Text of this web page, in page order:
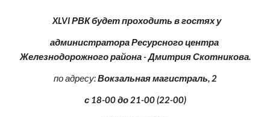
  XLVI РВК будет проходить в гостях у
администратора Ресурсного центра
Железнодорожного района - Дмитрия Скотникова.
по адресу: Вокзальная магистраль, 2
с 18-00 до 21-00 (22-00)